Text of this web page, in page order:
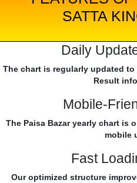
SATTA
Daily
The chart is regularly updated
Result
Mobile-
The Paisa Bazar yearly chart is
mobile
Fast
Our optimized structure